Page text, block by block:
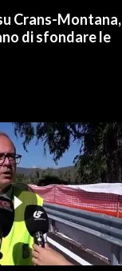
Crans-Montana,
di sfondare le